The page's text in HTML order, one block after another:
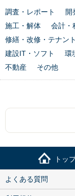
調査・レポート 開
施工・解体
会計・
修繕・改修・テナント
建設IT・ソフト
環
不動産
その他
トッ
よくある質問